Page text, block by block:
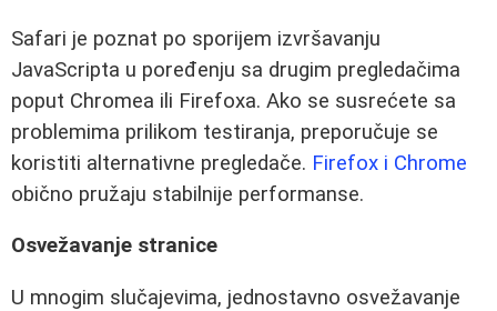
Safari je poznat po sporijem izvršavanju
JavaScripta u poređenju sa drugim pregledačima
poput Chromea ili Firefoxa. Ako se susrećete sa
problemima prilikom testiranja, preporučuje se
koristiti alternativne pregledače. Firefox i Chrome
obično pružaju stabilnije performanse.
Osvežavanje stranice
U mnogim slučajevima, jednostavno osvežavanje